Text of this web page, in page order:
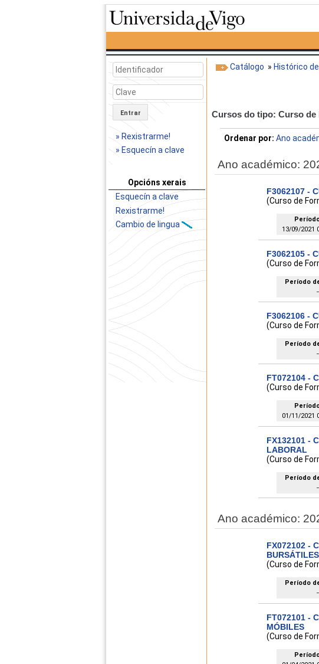
Entrar
» Rexistrarme!
» Esquecín a clave
Opcións xerais
Esquecín a clave
Rexistrarme!
Cambio de lingua
Catálogo » Histórico
Cursos do tipo: Curso de
Ordenar por:Ano
Ano académico:
F3062107 -
(Curso de
13/09/2021
F3062105 -
(Curso de
Período
F3062106 -
(Curso de
Período
FT072104 -
(Curso de
01/11/2021
FX132101 -
LABORAL
(Curso de
Período
Ano académico:
FX072102 -
BURSÁTILES
(Curso de
Período
FT072101 -
MÓBILES
(Curso de